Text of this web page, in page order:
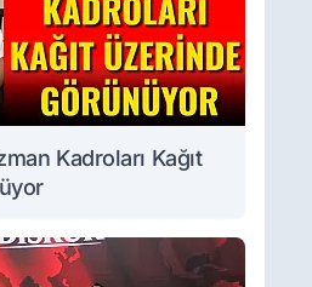
Kadroları Kağıt